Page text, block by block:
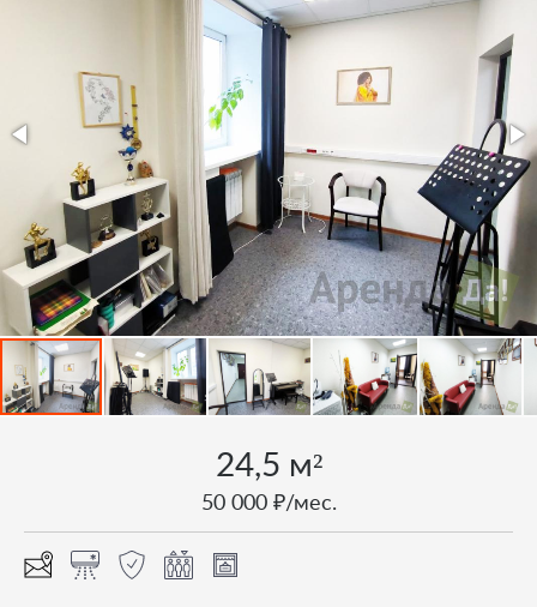
24,5 м²
50 000 ₽/мес.